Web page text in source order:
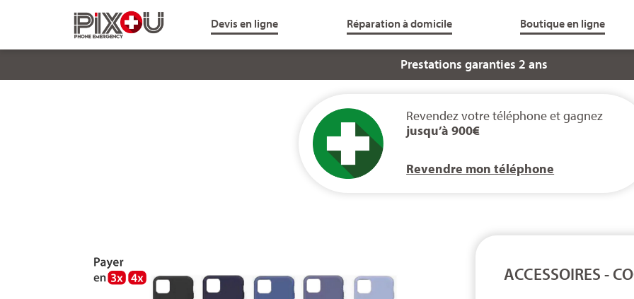
Devis en ligne Réparation à domicile Boutique en ligne
Service client 6j/7
Revendez votre téléphone et gagnez
jusqu’à 900€
Revendre mon téléphone
ACCESSOIRES -